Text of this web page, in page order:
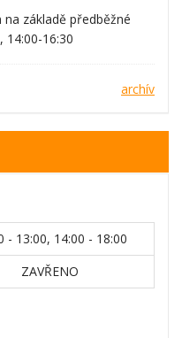
na základě předběžné
14:00-16:30
archív
- 13:00, 14:00 - 18:00
ZAVŘENO